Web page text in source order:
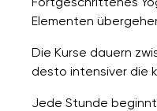
Elementen
Die Kurse dauern
desto intensiver die
Jede Stunde beginnt